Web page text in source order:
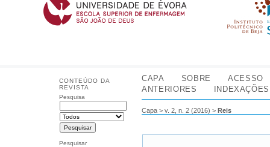
CONTEÚDO DA
REVISTA
Pesquisa
Pesquisar
CAPA SOBRE
ACESSO
ANTERIORES
INDEXAÇÕES
Capa >v. 2, n. 2 (2016) >Reis